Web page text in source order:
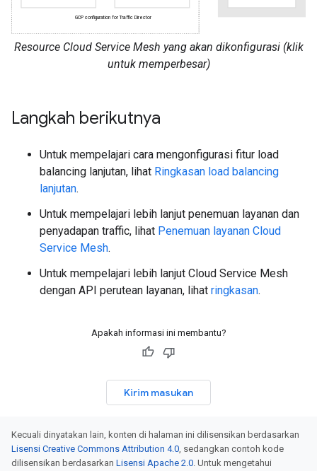
Resource Cloud Service Mesh yang akan dikonfigurasi (klik
untuk memperbesar)
Langkah berikutnya
Untuk mempelajari cara mengonfigurasi fitur load
balancing lanjutan, lihat Ringkasan load balancing
lanjutan.
Untuk mempelajari lebih lanjut penemuan layanan dan
penyadapan traffic, lihat Penemuan layanan Cloud
Service Mesh.
Untuk mempelajari lebih lanjut Cloud Service Mesh
dengan API perutean layanan, lihat ringkasan.
Apakah informasi ini membantu?
Kirim masukan
Kecuali dinyatakan lain, konten di halaman ini dilisensikan berdasarkan
Lisensi Creative Commons Attribution 4.0, sedangkan contoh kode
dilisensikan berdasarkan Lisensi Apache 2.0. Untuk mengetahui